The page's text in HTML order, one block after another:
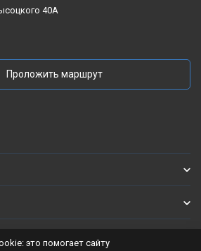
40А
Проложить маршрут
данныхэто помогает сайту